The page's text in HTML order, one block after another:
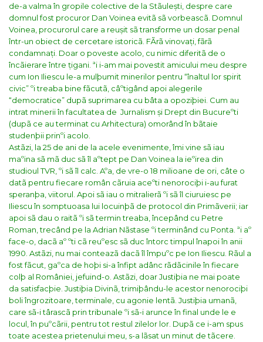
de-a valma în gropile colective de la Stãulești, despre care
domnul fost procuror Dan Voinea evitã sã vorbeascã. Domnul
Voinea, procurorul care a reușit sã transforme un dosar penal
într-un obiect de cercetare istoricã. FÃrã vinovați, fãrã
condamnați. Doar o poveste acolo, cu nimic diferitã de o
încãierare între țigani. ªi i-am mai povestit amicului meu despre
cum Ion Iliescu le-a mulþumit minerilor pentru “înaltul lor spirit
civic” ºi treaba bine fãcutã, câºtigând apoi alegerile
“democratice” dupã suprimarea cu bâta a opoziþiei. Cum au
intrat minerii în facultatea de Jurnalism și Drept din Bucureºti
(dupã ce au terminat cu Arhitectura) omorând în bãtaie
studenþii prinºi acolo.
Astãzi, la 25 de ani de la acele evenimente, îmi vine sã iau
maºina sã mã duc sã îl aºtept pe Dan Voinea la ieºirea din
studioul TVR, ºi sã îl calc. Aºa, de vre-o 18 milioane de ori, câte o
datã pentru fiecare român cãruia aceºti nenorociþi i-au furat
speranþa, viitorul. Apoi sã iau o mitralierã ºi sã îl ciuruiesc pe
Iliescu în somptuoasa lui locuinþã de protocol din Primãverii; iar
apoi sã dau o raitã ºi sã termin treaba, începând cu Petre
Roman, trecând pe la Adrian Nãstase ºi terminând cu Ponta. ªi aº
face-o, dacã aº ºti cã reuºesc sã duc întorc timpul înapoi în anii
1990. Astãzi, nu mai conteazã dacã îl împuºc pe Ion Iliescu. Rãul a
fost fãcut, gaºca de hoþi si-a înfipt adânc rãdãcinile în fiecare
colþ al României, jefuind-o. Astãzi, doar Justiþia ne mai poate
da satisfacþie. Justiþia Divinã, trimiþându-le acestor nenorociþi
boli îngrozitoare, terminale, cu agonie lentã. Justiþia umanã,
care sã-i târascã prin tribunale ºi sã-i arunce în final unde le e
locul, în puºcãrii, pentru tot restul zilelor lor. Dupã ce i-am spus
toate acestea prietenului meu, s-a lãsat un minut de tãcere.